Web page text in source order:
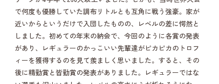
で何度も優勝していた調布リトルとも互角に戦う強豪。家が
近いからというだけで入団したものの、レベルの差に愕然と
しました。初めての年末の納会で、今回のように各賞の発表
があり、レギュラーのかっこいい先輩達がピカピカのトロフ
ィーを獲得するのを見て羨ましく思いました。すると、その
後に精勤賞と皆勤賞の発表がありました。レギュラーではな